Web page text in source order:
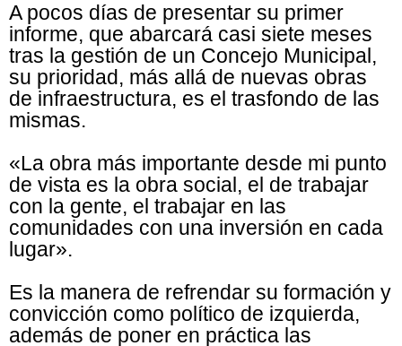
A pocos días de presentar su primer
informe, que abarcará casi siete meses
tras la gestión de un Concejo Municipal,
su prioridad, más allá de nuevas obras
de infraestructura, es el trasfondo de las
mismas.
«La obra más importante desde mi punto
de vista es la obra social, el de trabajar
con la gente, el trabajar en las
comunidades con una inversión en cada
lugar».
Es la manera de refrendar su formación y
convicción como político de izquierda,
además de poner en práctica las